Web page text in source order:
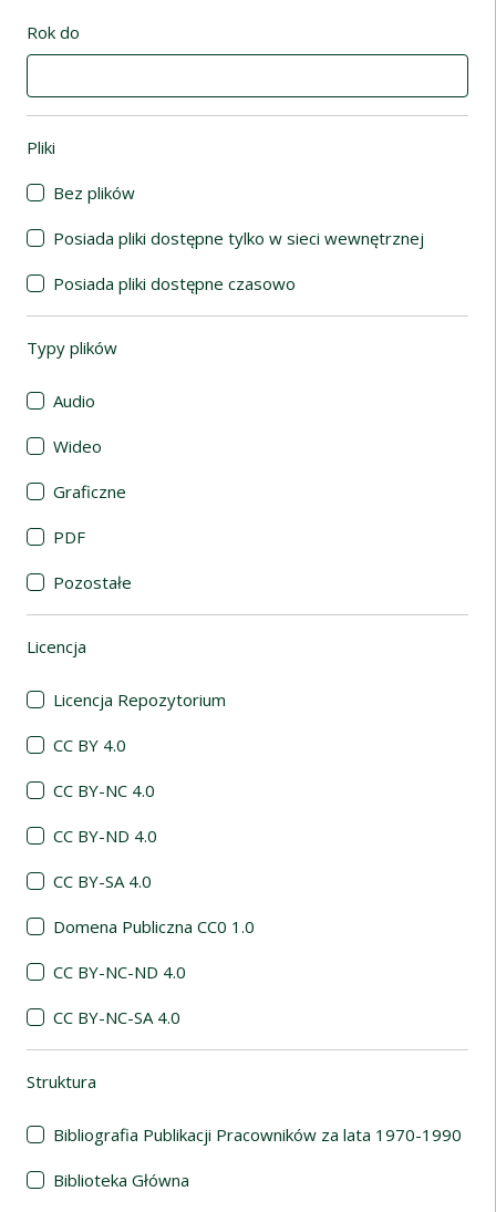
Rok do
Pliki
Bez plików
Posiada pliki dostępne tylko w sieci wewnętrznej
Posiada pliki dostępne czasowo
Typy plików
Audio
Wideo
Graficzne
PDF
Pozostałe
Licencja
Licencja Repozytorium
CC BY 4.0
CC BY-NC 4.0
CC BY-ND 4.0
CC BY-SA 4.0
Domena Publiczna CC0 1.0
CC BY-NC-ND 4.0
CC BY-NC-SA 4.0
Struktura
Bibliografia Publikacji Pracowników za lata 1970-1990
Biblioteka Główna